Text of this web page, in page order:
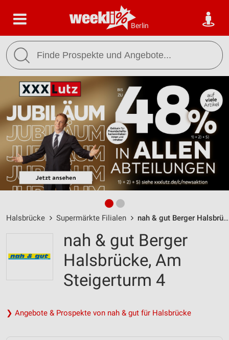
Berlin
Halsbrücke Supermärkte Filialen nah & gut Berger Halsbrücke / Am Steigerturm 4 - Öffnungszeiten & Adresse
nah & gut Berger
Halsbrücke, Am
Steigerturm 4
❯ Angebote & Prospekte von nah & gut für Halsbrücke